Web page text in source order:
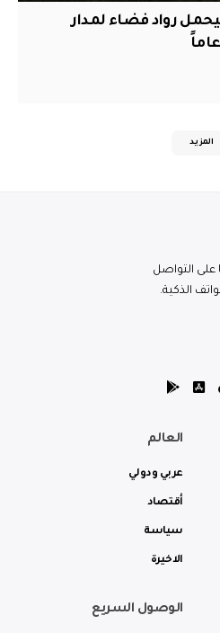
رواد فضاء لمدار
المزيد
على التواصل
الذكية.
العالم
عربي ودولي
أقتصاد
سياسة
الاخيرة
الوصول السريع